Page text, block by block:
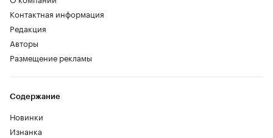
Контактная информация
Редакция
Авторы
Размещение рекламы
Содержание
Новинки
Изнанка